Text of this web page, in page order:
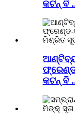
କଟନ୍ ବି
କଟନ୍ ବି